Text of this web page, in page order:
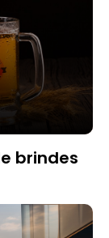
brindes